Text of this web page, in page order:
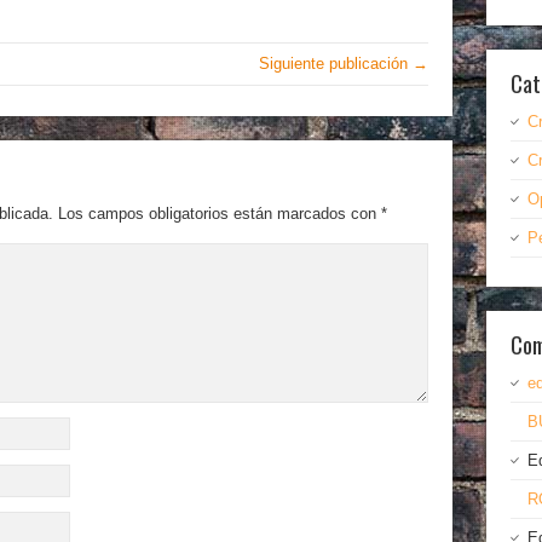
Siguiente publicación →
Los campos obligatorios están marcados con *